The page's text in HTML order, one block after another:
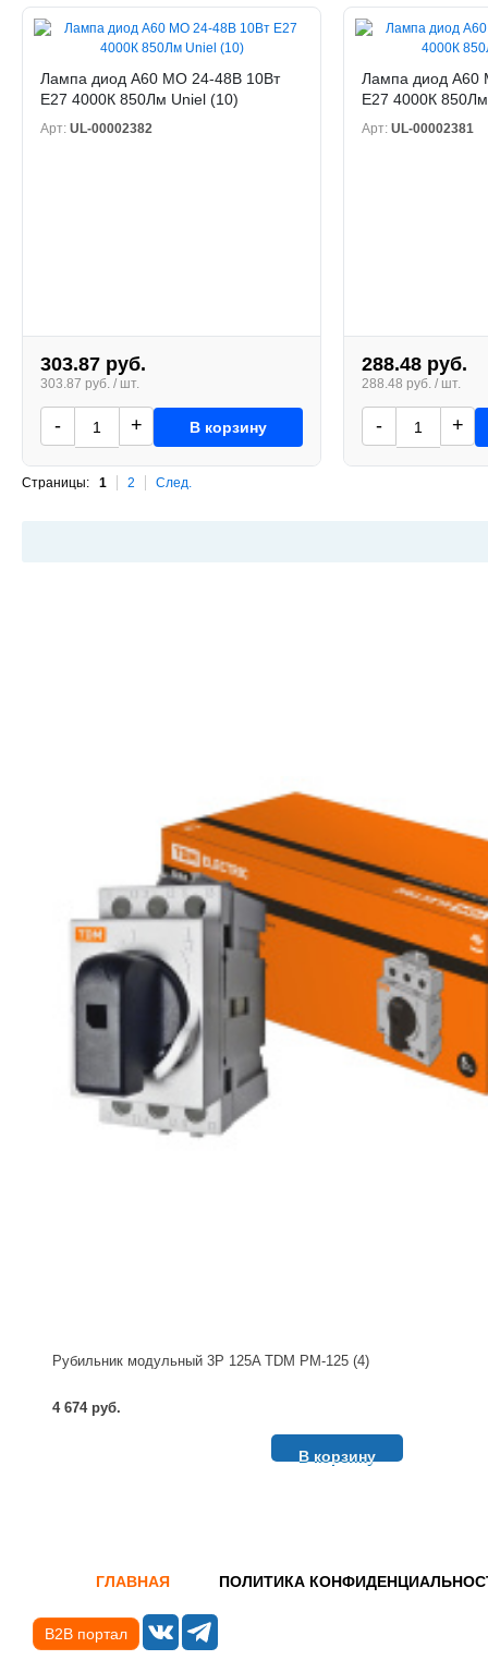
Лампа диод A60 МО 24-48В 10Вт
Е27 4000К 850Лм Uniel (10)
Арт: UL-00002382
303.87 руб.
303.87 руб. / шт.
- + В корзину
Лампа диод A60
Е27 4000К
Арт: UL-00002381
288.48 руб.
288.48 руб. / шт.
- +
Страницы: 1 2 След.
Рубильник модульный 3P 125A TDM РМ-125 (4)
4 674 руб.
В корзину
ГЛАВНАЯ ПОЛИТИКА
B2B портал